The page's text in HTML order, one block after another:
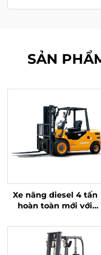
SẢN
Xe nâng diesel 4 tấn
hoàn toàn mới với
Bản chất lượng cao